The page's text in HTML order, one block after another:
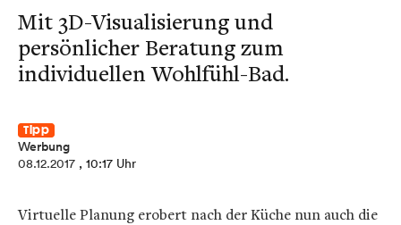
Mit 3D-Visualisierung und
persönlicher Beratung zum
individuellen Wohlfühl-Bad.
Tipp
Werbung
08.12.2017 , 10:17 Uhr
Virtuelle Planung erobert nach der Küche nun auch die